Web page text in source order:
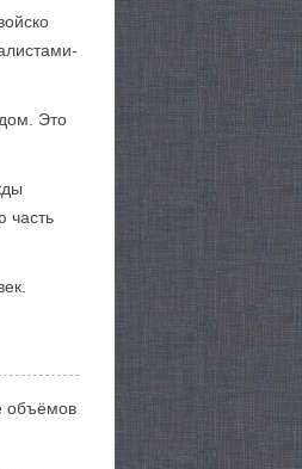
Это
часть
объёмов